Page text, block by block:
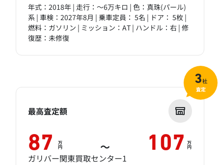
年式：2018年 | 走行：～6万キロ | 色：真珠(パール)
系 | 車検：2027年8月 | 乗車定員： 5名 | ドア： 5枚 |
燃料：ガソリン | ミッション：AT | ハンドル：右 | 修
復歴：未修復
最高査定額
87 万
円 ～ 107 万
円
ガリバー関東買取センター1
3社
査定